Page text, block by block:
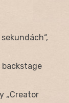
„Creator